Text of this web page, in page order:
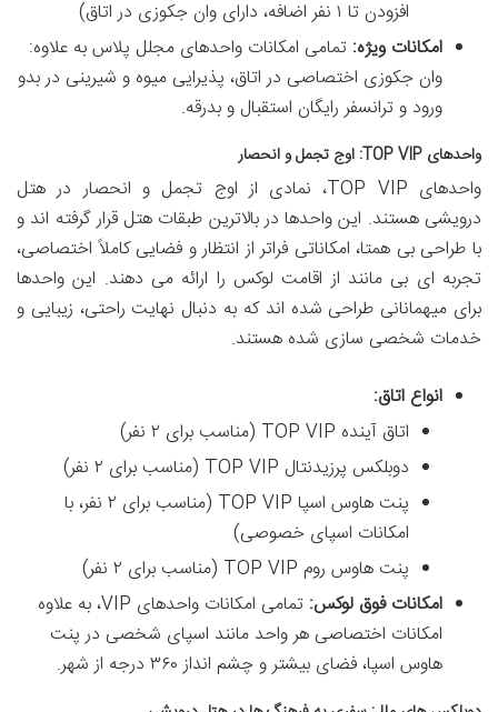
افزودن تا ۱ نفر اضافه، دارای وان جکوزی در اتاق)
امکانات ویژه: تمامی امکانات واحدهای مجلل پلاس به علاوه:
وان جکوزی اختصاصی در اتاق، پذیرایی میوه و شیرینی در بدو
ورود و ترانسفر رایگان استقبال و بدرقه.
واحدهای TOP VIP: اوج تجمل و انحصار
واحدهای TOP VIP، نمادی از اوج تجمل و انحصار در هتل
درویشی هستند. این واحدها در بالاترین طبقات هتل قرار گرفته اند و
با طراحی بی همتا، امکاناتی فراتر از انتظار و فضایی کاملاً اختصاصی،
تجربه ای بی مانند از اقامت لوکس را ارائه می دهند. این واحدها
برای میهمانانی طراحی شده اند که به دنبال نهایت راحتی، زیبایی و
خدمات شخصی سازی شده هستند.
انواع اتاق:
اتاق آینده TOP VIP (مناسب برای ۲ نفر)
دوبلکس پرزیدنتال TOP VIP (مناسب برای ۲ نفر)
پنت هاوس اسپا TOP VIP (مناسب برای ۲ نفر، با
امکانات اسپای خصوصی)
پنت هاوس روم TOP VIP (مناسب برای ۲ نفر)
امکانات فوق لوکس:
تمامی امکانات واحدهای VIP، به علاوه
امکانات اختصاصی هر واحد مانند اسپای شخصی در پنت
هاوس اسپا، فضای بیشتر و چشم انداز ۳۶۰ درجه از شهر.